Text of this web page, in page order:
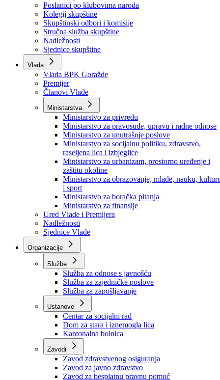
Skupština BPK Goražde
Rukovodstvo
Poslanici po strankama
Poslanici po klubovima naroda
Kolegij skupštine
Skupštinski odbori i komisije
Stručna služba skupštine
Nadležnosti
Sjednice skupštine
Vlada
Vlada BPK Goražde
Premijer
Članovi Vlade
Ministarstva
Ministarstvo za privredu
Ministarstvo za pravosuđe, upravu i radne odnose
Ministarstvo za unutrašnje poslove
Ministarstvo za socijalnu politiku, zdravstvo,
raseljena lica i izbjeglice
Ministarstvo za urbanizam, prostorno uređenje i
zaštitu okoline
Ministarstvo za obrazovanje, mlade, nauku,
i sport
Ministarstvo za boračka pitanja
Ministarstvo za finansije
Ured Vlade i Premijera
Nadležnosti
Sjednice Vlade
Organizacije
Službe
Služba za odnose s javnošću
Služba za zajedničke poslove
Služba za zapošljavanje
Ustanove
Centar za socijalni rad
Dom za stara i iznemogla lica
Kantonalna bolnica
Zavodi